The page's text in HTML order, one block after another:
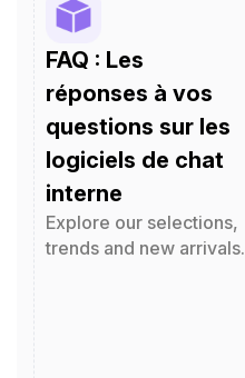
FAQ : Les
réponses à vos
questions sur les
logiciels de chat
interne
Explore our selections,
trends and new arrivals.